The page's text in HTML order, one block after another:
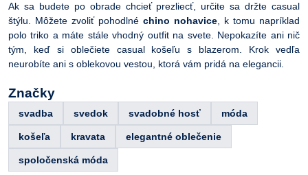
Ak sa budete po obrade chcieť prezliecť, určite sa držte casual
štýlu. Môžete zvoliť pohodlné chino nohavice, k tomu napríklad
polo triko a máte stále vhodný outfit na svete. Nepokazíte ani nič
tým, keď si oblečiete casual košeľu s blazerom. Krok vedľa
neurobíte ani s oblekovou vestou, ktorá vám pridá na elegancii.
Značky
svadba svedok svadobné hosť móda
košeľa kravata elegantné oblečenie
spoločenská móda